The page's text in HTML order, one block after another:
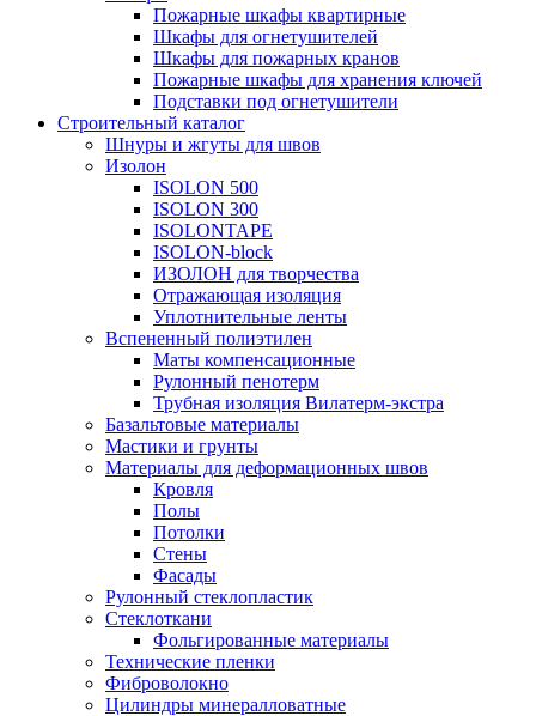
Пожарные шкафы квартирные
Шкафы для огнетушителей
Шкафы для пожарных кранов
Пожарные шкафы для хранения ключей
Подставки под огнетушители
Строительный каталог
Шнуры и жгуты для швов
Изолон
ISOLON 500
ISOLON 300
ISOLONTAPE
ISOLON-block
ИЗОЛОН для творчества
Отражающая изоляция
Уплотнительные ленты
Вспененный полиэтилен
Маты компенсационные
Рулонный пенотерм
Трубная изоляция Вилатерм-экстра
Базальтовые материалы
Мастики и грунты
Материалы для деформационных швов
Кровля
Полы
Потолки
Стены
Фасады
Рулонный стеклопластик
Стеклоткани
Фольгированные материалы
Технические пленки
Фиброволокно
Цилиндры минералловатные